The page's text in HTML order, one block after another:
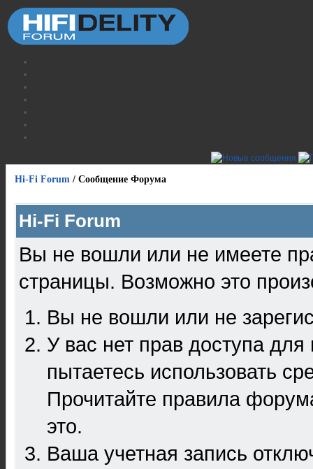
Hi-Fi Forum / Сообщение Форума
Hi-Fi Forum
Вы не вошли или не имеете
страницы. Возможно это
Вы не вошли или не
У вас нет прав доступа
пытаетесь использовать
Прочитайте правила
это.
Ваша учетная запись